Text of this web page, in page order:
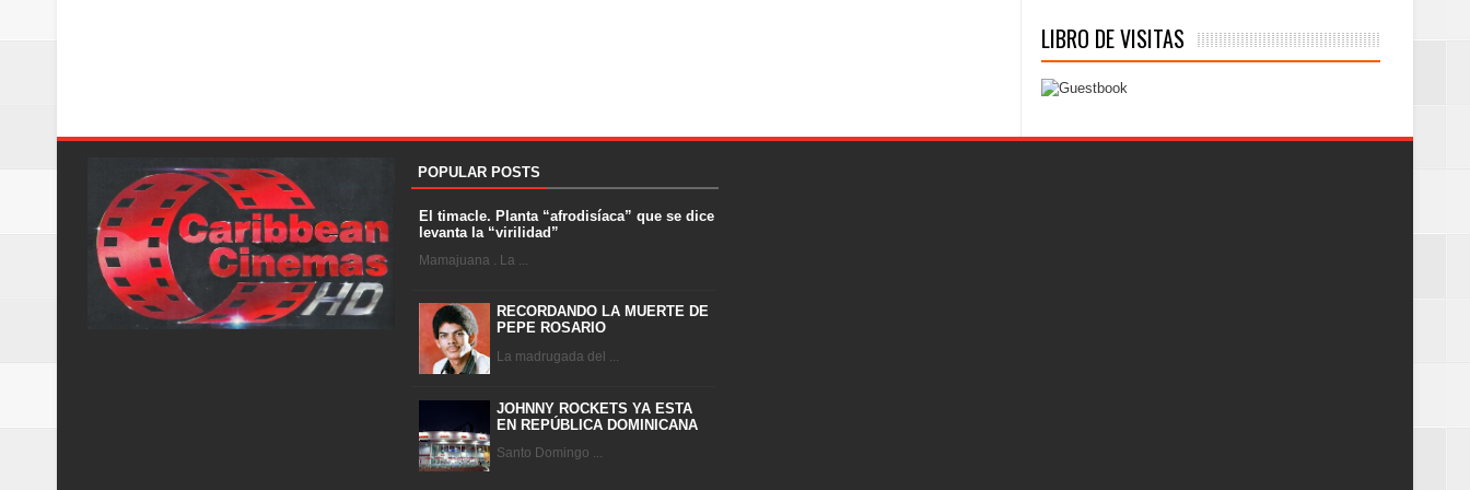
LIBRO DE VISITAS
POPULAR POSTS
El timacle. Planta “afrodisíaca” que se dice
levanta la “virilidad”
Mamajuana . La ...
RECORDANDO LA MUERTE DE
PEPE ROSARIO
La madrugada del ...
JOHNNY ROCKETS YA ESTA
EN REPÚBLICA DOMINICANA
Santo Domingo ...